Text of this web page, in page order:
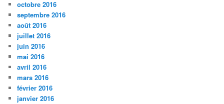
octobre 2016
septembre 2016
août 2016
juillet 2016
juin 2016
mai 2016
avril 2016
mars 2016
février 2016
janvier 2016